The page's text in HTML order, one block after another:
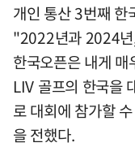
개인 통산 3번째 한
"2022년과 2024년
한국오픈은 내게
LIV 골프의 한국을
로 대회에 참가할
을 전했다.